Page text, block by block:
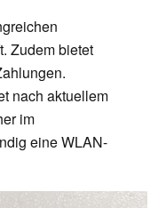
Zudem bietet
nach aktuellem
im
eine WLAN-